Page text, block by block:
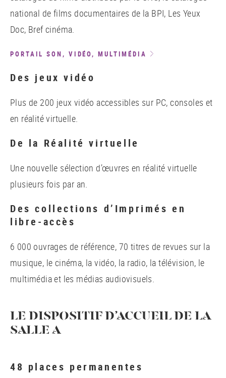
national de films documentaires de la BPI, Les Yeux
Doc, Bref cinéma.
PORTAIL SON, VIDÉO, MULTIMÉDIA
Des jeux vidéo
Plus de 200 jeux vidéo accessibles sur PC, consoles et
en réalité virtuelle.
De la Réalité virtuelle
Une nouvelle sélection d’œuvres en réalité virtuelle
plusieurs fois par an.
Des collections d’Imprimés en
libre-accès
6 000 ouvrages de référence, 70 titres de revues sur la
musique, le cinéma, la vidéo, la radio, la télévision, le
multimédia et les médias audiovisuels.
LE DISPOSITIF D’ACCUEIL DE LA
SALLE A
48 places permanentes